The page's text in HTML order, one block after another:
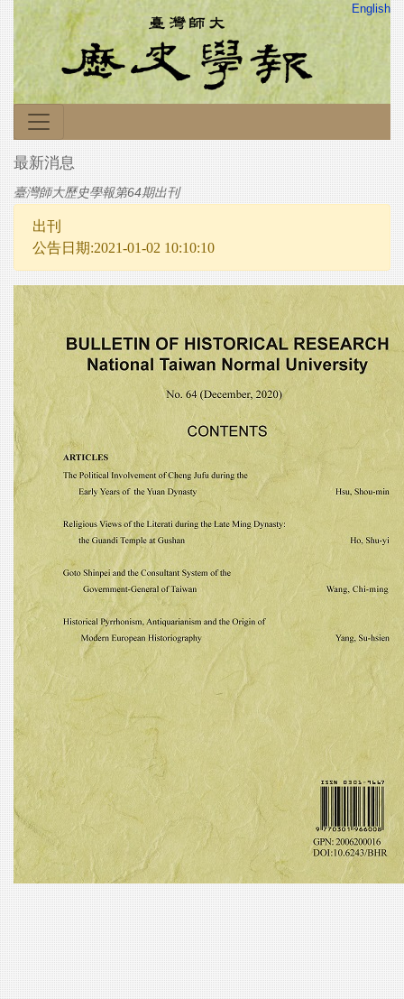
English
最新消息
臺灣師大歷史學報第64期出刊
出刊
公告日期:2021-01-02 10:10:10